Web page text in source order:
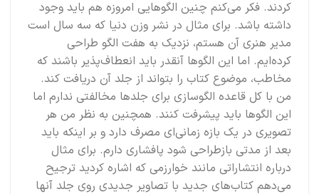
کردند. فکر می‌کنم چنین الگوهایی امروزه هم باید وجود
داشته باشد. برای مثال در نشر وزن دنیا که سه سال است
مدیر هنری آن هستم، نزدیک به هفت الگو طراحی
کرده‌ایم. اما این الگوها آنقدر باید انعطاف‌پذیر باشند که
مخاطب، موضوع کتاب را بتواند از جلد آن دریافت کند.
من با کل قاعده الگوسازی برای جلدها مخالفتی ندارم اما
این الگوها باید پیشرفت کنند. همچنین به نظر من هر
تصویری در یک بازه زمانی‌ای مصرف دارد و بر اینکه باید
بعد از مدتی بازطراحی شود پافشاری دارم. برای مثال
درباره انتشاراتی مانند خوارزمی که اشاره کردید ترجیح
می‌دهم کتاب‌های جدید با تصاویر جدیدی روی جلد آنها